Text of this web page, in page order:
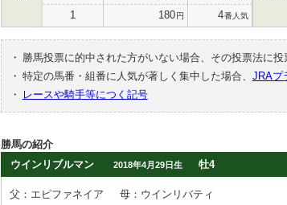
1 180円 4番人気
・ 勝馬投票に的中された方がいない場合、その投票法に投
・ 特定の馬番・組番に人気が著しく集中した場合、 JRAプ
・
レースや騎手等につく記号
勝馬の紹介
ウインリブルマン
2018年4月29日生 牡4
父：エピファネイア
母：ウインリバティ